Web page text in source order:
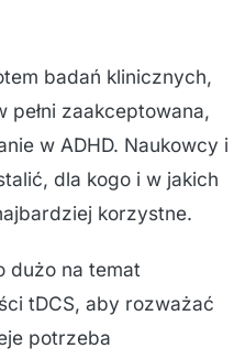
badań klinicznych,
pełni zaakceptowana,
w ADHD. Naukowcy i
dla kogo i w jakich
korzystne.
dużo na temat
tDCS, aby rozważać
potrzeba